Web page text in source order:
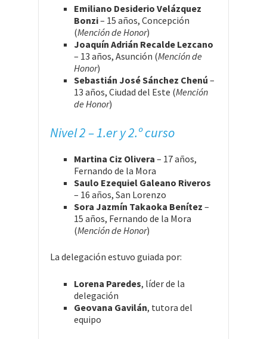
Emiliano Desiderio Velázquez
Bonzi– 15 años, Concepción
(Mención de Honor)
Joaquín Adrián Recalde Lezcano
– 13 años, Asunción (Mención de
Honor)
Sebastián José Sánchez Chenú –
13 años, Ciudad del Este (Mención
de Honor)
Nivel 2 – 1.er y 2.º curso
Martina Ciz Olivera – 17 años,
Fernando de la Mora
Saulo Ezequiel Galeano Riveros
– 16 años, San Lorenzo
Sora Jazmín Takaoka Benítez –
15 años, Fernando de la Mora
(Mención de Honor)
La delegación estuvo guiada por:
Lorena Paredes, líder de la
delegación
Geovana Gavilán, tutora del
equipo